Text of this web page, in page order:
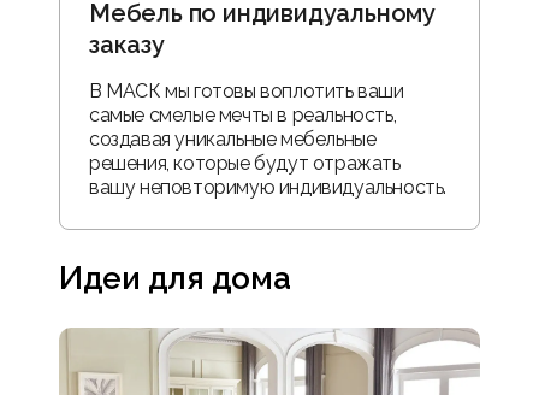
Мебель по индивидуальному
заказу
В МАСК мы готовы воплотить ваши
самые смелые мечты в реальность,
создавая уникальные мебельные
решения, которые будут отражать
вашу неповторимую индивидуальность.
Идеи для дома